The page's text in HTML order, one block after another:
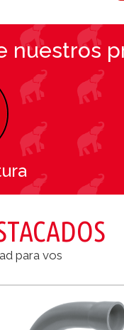
nuestros
para vos